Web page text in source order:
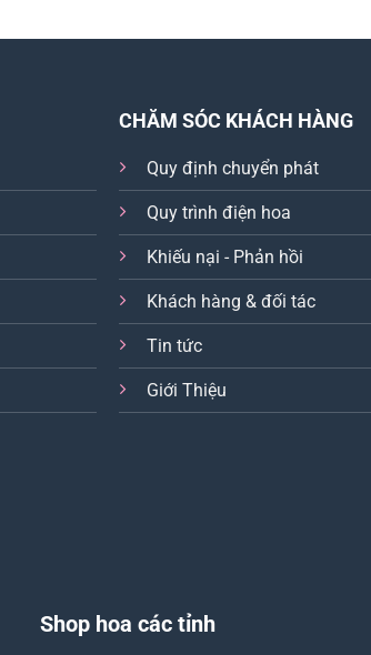
CHĂM SÓC KHÁCH HÀNG
Quy định chuyển phát
Quy trình điện hoa
Khiếu nại - Phản hồi
Khách hàng & đối tác
Tin tức
Giới Thiệu
Shop hoa các tỉnh